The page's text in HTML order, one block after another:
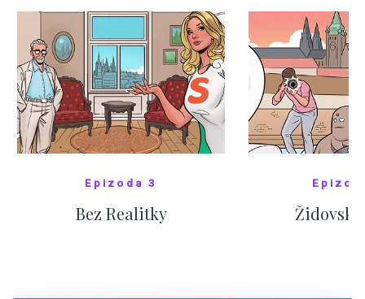
Epizoda 3
Bez Realitky